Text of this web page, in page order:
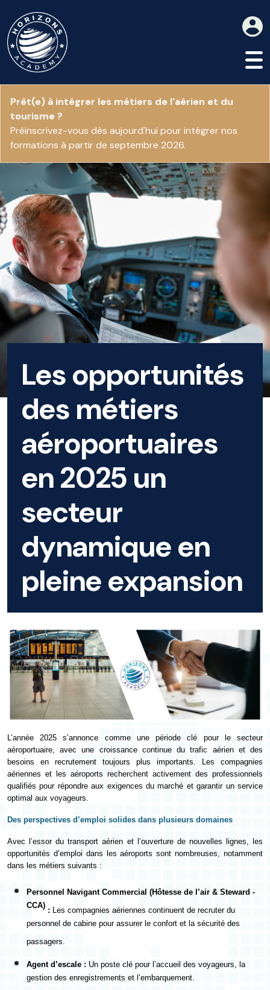
Prêt(e) à intégrer les métiers de l'aérien et du
tourisme ?
Préinscrivez-vous dès aujourd'hui pour intégrer nos
formations à partir de septembre 2026.
Les opportunités
des métiers
aéroportuaires
en 2025 un
secteur
dynamique en
pleine expansion
L’année 2025 s’annonce comme une période clé pour le secteur
aéroportuaire, avec une croissance continue du trafic aérien et des
besoins en recrutement toujours plus importants. Les compagnies
aériennes et les aéroports recherchent activement des professionnels
qualifiés pour répondre aux exigences du marché et garantir un service
optimal aux voyageurs.
Des perspectives d’emploi solides dans plusieurs domaines
Avec l’essor du transport aérien et l’ouverture de nouvelles lignes, les
opportunités d’emploi dans les aéroports sont nombreuses, notamment
dans les métiers suivants :
Personnel Navigant Commercial (Hôtesse de l’air & Steward -
CCA) : Les compagnies aériennes continuent de recruter du
personnel de cabine pour assurer le confort et la sécurité des
passagers.
Agent d’escale : Un poste clé pour l’accueil des voyageurs, la
gestion des enregistrements et l’embarquement.